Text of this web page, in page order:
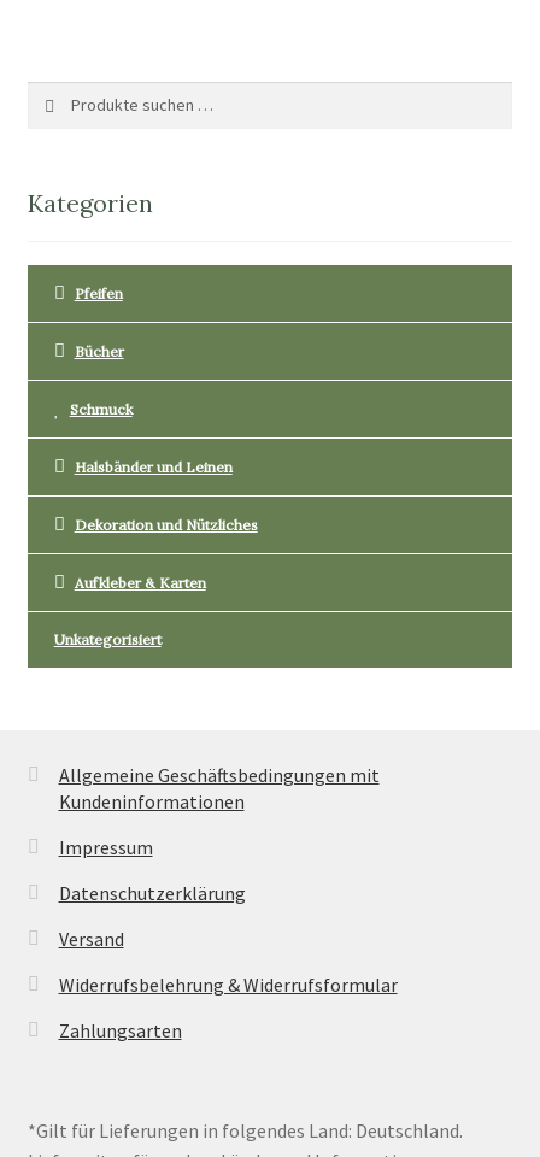
Kategorien
Pfeifen
Bücher
Schmuck
Halsbänder und Leinen
Dekoration und Nützliches
Aufkleber & Karten
Unkategorisiert
Allgemeine Geschäftsbedingungen mit
Kundeninformationen
Impressum
Datenschutzerklärung
Versand
Widerrufsbelehrung & Widerrufsformular
Zahlungsarten
*Gilt für Lieferungen in folgendes Land: Deutschland.